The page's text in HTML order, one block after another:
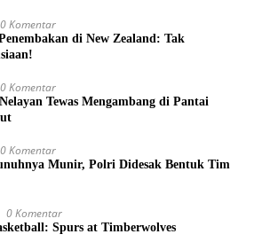
0 Komentar
di New Zealand: Tak
0 Komentar
Tewas Mengambang di Pantai
0 Komentar
Munir, Polri Didesak Bentuk Tim
0 Komentar
Spurs at Timberwolves